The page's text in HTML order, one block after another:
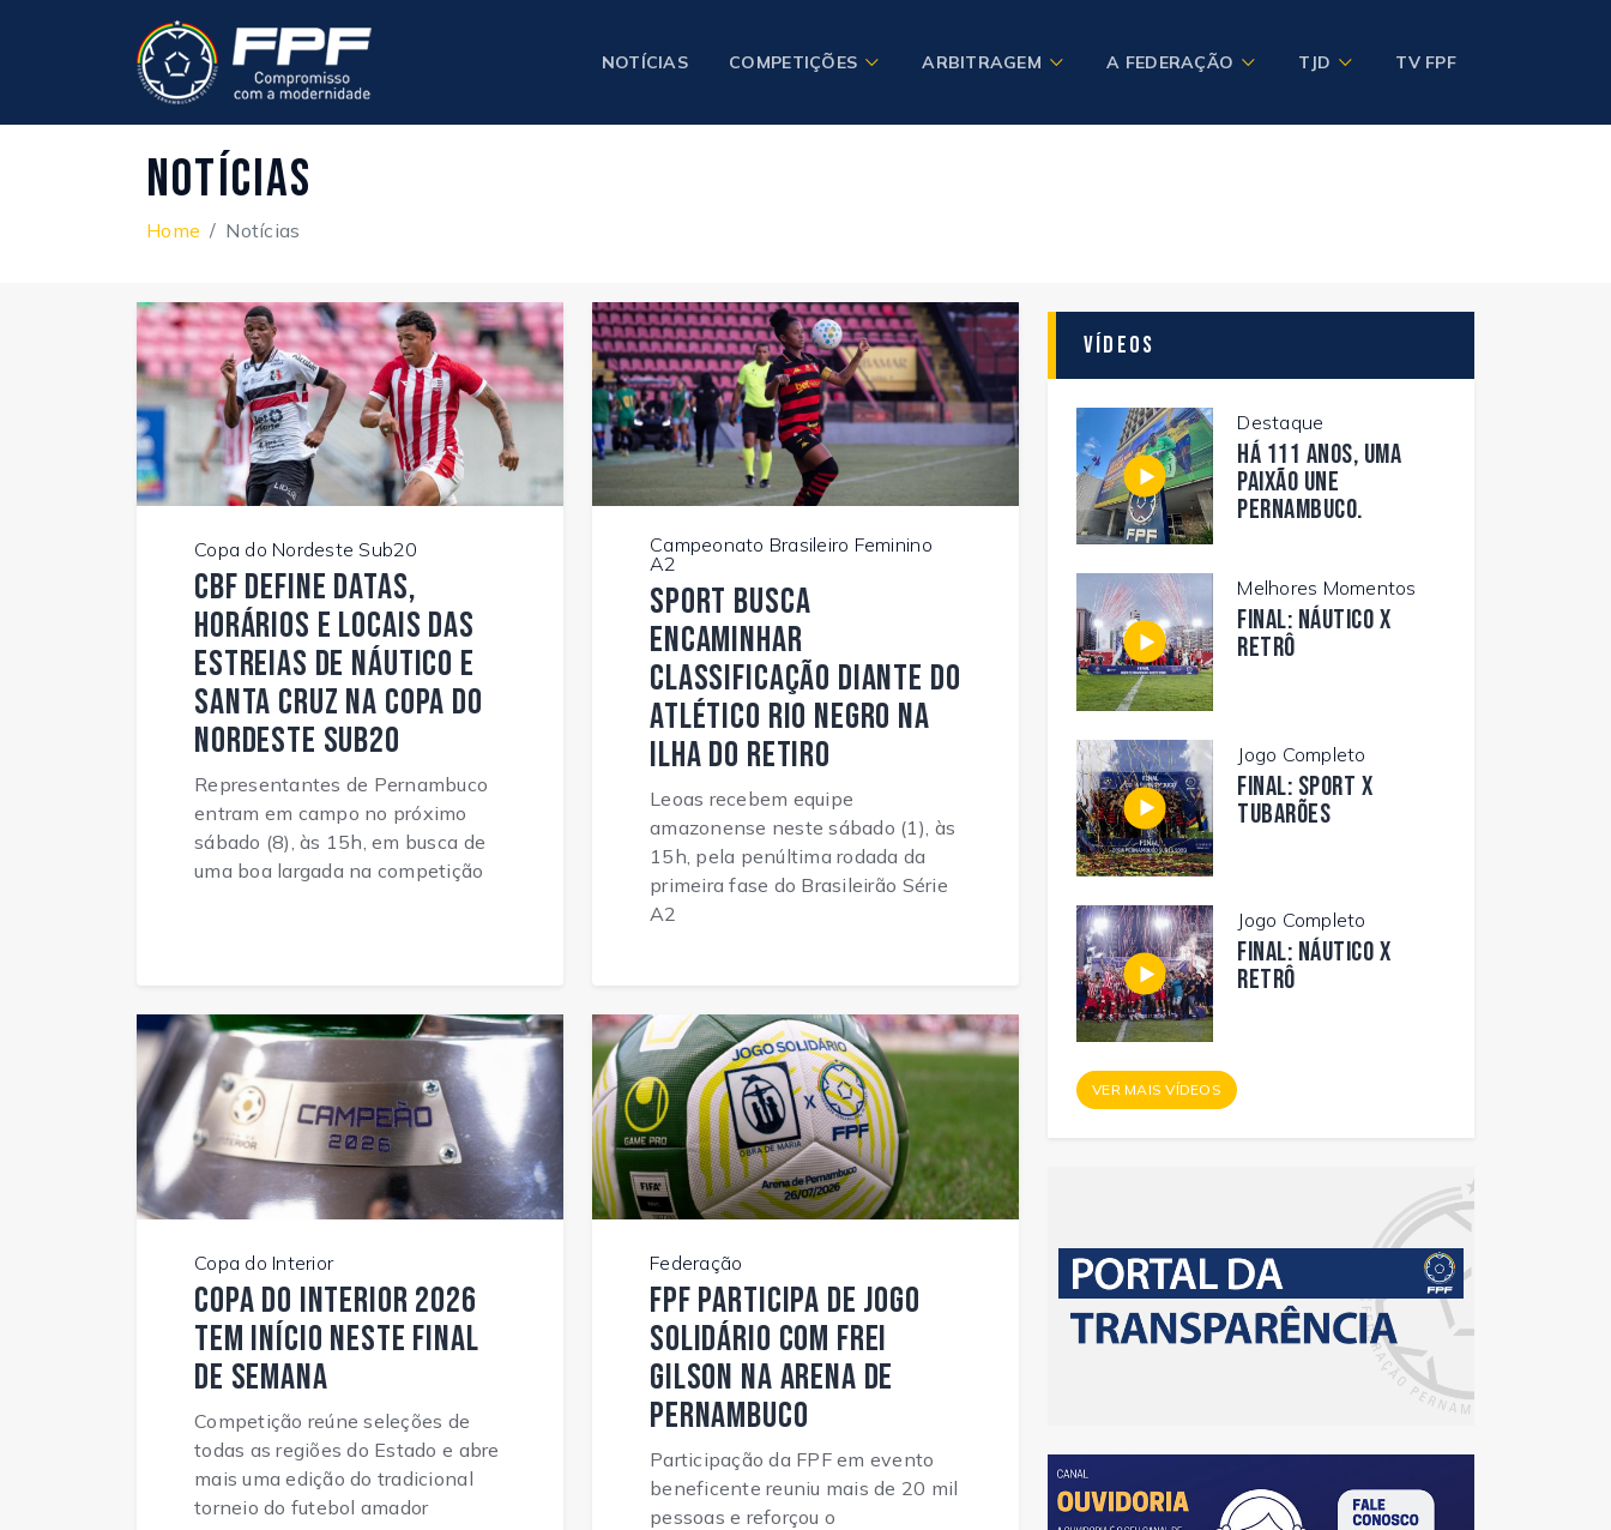
NOTÍCIAS COMPETIÇÕES ARBITRAGEM A FEDERAÇÃO TJD TV FPF
Notícias
Home Notícias
Copa do Nordeste Sub20
CBF define datas,
horários e locais das
estreias de Náutico e
Santa Cruz na Copa do
Nordeste Sub20
Representantes de Pernambuco
entram em campo no próximo
sábado (8), às 15h, em busca de
uma boa largada na competição
Campeonato Brasileiro Feminino
A2
Sport busca
encaminhar
classificação diante do
Atlético Rio Negro na
Ilha do Retiro
Leoas recebem equipe
amazonense neste sábado (1), às
15h, pela penúltima rodada da
primeira fase do Brasileirão Série
A2
Copa do Interior
Copa do Interior 2026
tem início neste final
de semana
Competição reúne seleções de
todas as regiões do Estado e abre
mais uma edição do tradicional
torneio do futebol amador
Federação
FPF participa de jogo
solidário com Frei
Gilson na Arena de
Pernambuco
Participação da FPF em evento
beneficente reuniu mais de 20 mil
pessoas e reforçou o
Vídeos
Destaque
Há 111 anos, uma
paixão une
Pernambuco.
Melhores Momentos
FINAL: NÁUTICO X
RETRÔ
Jogo Completo
FINAL: SPORT X
TUBARÕES
Jogo Completo
FINAL: NÁUTICO X
RETRÔ
VER MAIS VÍDEOS